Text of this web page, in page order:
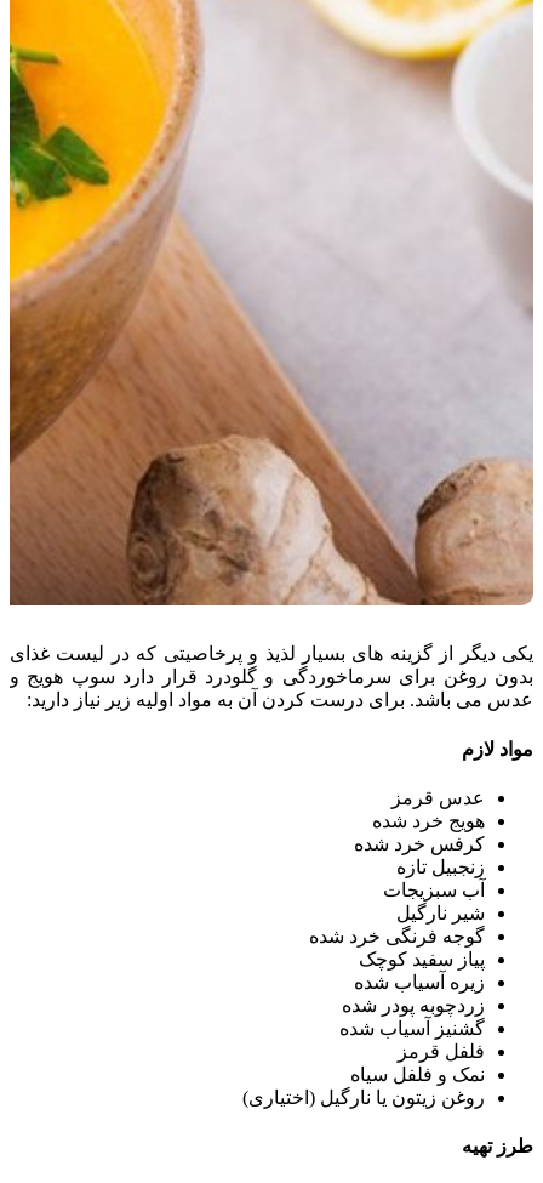
یکی دیگر از گزینه های بسیار لذیذ و پرخاصیتی که در لیست غذای
بدون روغن برای سرماخوردگی و گلودرد قرار دارد سوپ هویج و
عدس می باشد. برای درست کردن آن به مواد اولیه زیر نیاز دارید:
مواد لازم
عدس قرمز
هویج خرد شده
کرفس خرد شده
زنجبیل تازه
آب سبزیجات
شیر نارگیل
گوجه فرنگی خرد شده
پیاز سفید کوچک
زیره آسیاب شده
زردچوبه پودر شده
گشنیز آسیاب شده
فلفل قرمز
نمک و فلفل سیاه
روغن زیتون یا نارگیل (اختیاری)
طرز تهیه